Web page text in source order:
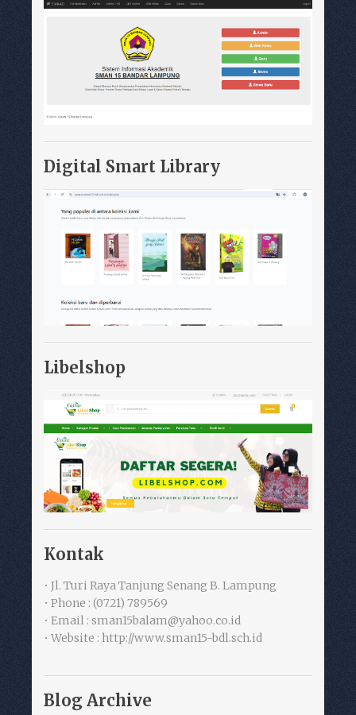
Digital Smart Library
Libelshop
Kontak
• Jl. Turi Raya Tanjung Senang B. Lampung
• Phone : (0721) 789569
• Email : sman15balam@yahoo.co.id
• Website : http://www.sman15-bdl.sch.id
Blog Archive